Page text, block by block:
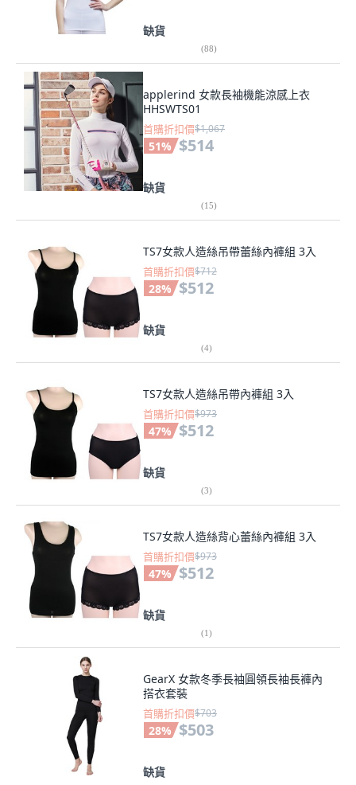
缺貨
(88)
applerind 女款長袖機能涼感上衣
HHSWTS01
首購折扣價$1,067
51% $514
缺貨
(15)
TS7女款人造絲吊帶蕾絲內褲組 3入
首購折扣價$712
28% $512
缺貨
(4)
TS7女款人造絲吊帶內褲組 3入
首購折扣價$973
47% $512
缺貨
(3)
TS7女款人造絲背心蕾絲內褲組 3入
首購折扣價$973
47% $512
缺貨
(1)
GearX 女款冬季長袖圓領長袖長褲內
搭衣套裝
首購折扣價$703
28% $503
缺貨